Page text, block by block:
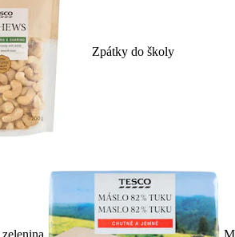
Zpátky do školy